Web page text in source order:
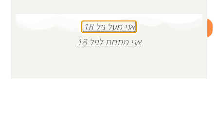
הוספה לסל
אני מעל גיל 18
אני מתחת לגיל 18